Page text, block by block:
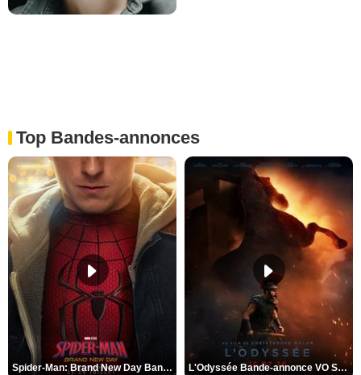
Top Bandes-annonces
Spider-Man: Brand New Day Bande-annonce VO STFR L'Odyssée Bande-annonce VO STFR